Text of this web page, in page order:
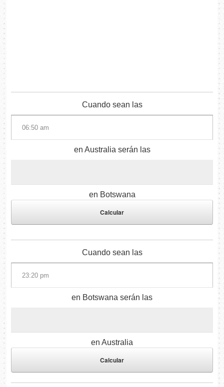
Cuando sean las
en Australia serán las
en Botswana
Cuando sean las
en Botswana serán las
en Australia